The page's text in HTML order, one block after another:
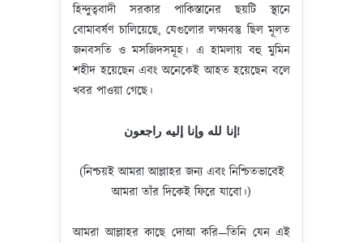
হিন্দুত্ববাদী সরকার পাকিস্তানের ছয়টি স্থানে
বোমাবর্ষণ চালিয়েছে, যেগুলোর লক্ষ্যবস্তু ছিল মূলত
জনবসতি ও মসজিদসমূহ। এ হামলায় বহু মুমিন
শহীদ হয়েছেন এবং অনেকেই আহত হয়েছেন বলে
খবর পাওয়া গেছে।
إنا لله وإنا إليه راجعون!
(নিশ্চয়ই আমরা আল্লাহর জন্য এবং নিশ্চিতভাবেই
আমরা তাঁর দিকেই ফিরে যাবো।)
আমরা আল্লাহর কাছে দোআ করি—তিনি যেন এই